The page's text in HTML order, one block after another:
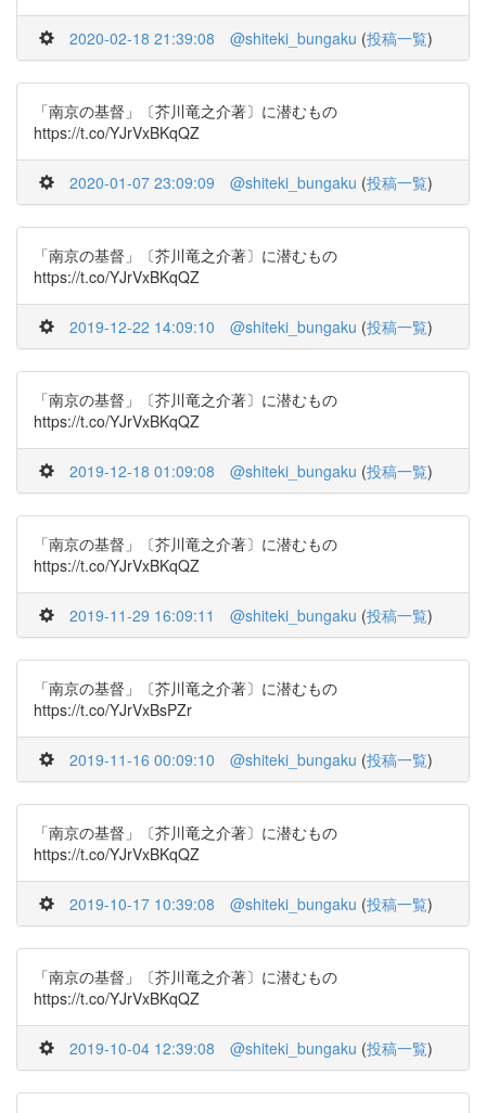
2020-02-18 21:39:08 @shiteki_bungaku (投稿一覧)
「南京の基督」〔芥川竜之介著〕に潜むもの
https://t.co/YJrVxBKqQZ
2020-01-07 23:09:09 @shiteki_bungaku (投稿一覧)
「南京の基督」〔芥川竜之介著〕に潜むもの
https://t.co/YJrVxBKqQZ
2019-12-22 14:09:10 @shiteki_bungaku (投稿一覧)
「南京の基督」〔芥川竜之介著〕に潜むもの
https://t.co/YJrVxBKqQZ
2019-12-18 01:09:08 @shiteki_bungaku (投稿一覧)
「南京の基督」〔芥川竜之介著〕に潜むもの
https://t.co/YJrVxBKqQZ
2019-11-29 16:09:11 @shiteki_bungaku (投稿一覧)
「南京の基督」〔芥川竜之介著〕に潜むもの
https://t.co/YJrVxBsPZr
2019-11-16 00:09:10 @shiteki_bungaku (投稿一覧)
「南京の基督」〔芥川竜之介著〕に潜むもの
https://t.co/YJrVxBKqQZ
2019-10-17 10:39:08 @shiteki_bungaku (投稿一覧)
「南京の基督」〔芥川竜之介著〕に潜むもの
https://t.co/YJrVxBKqQZ
2019-10-04 12:39:08 @shiteki_bungaku (投稿一覧)